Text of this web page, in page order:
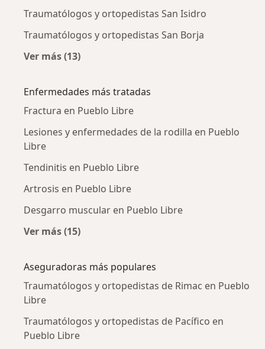
Traumatólogos y ortopedistas San Isidro
Traumatólogos y ortopedistas San Borja
Ver más (13)
Enfermedades más tratadas
Fractura en Pueblo Libre
Lesiones y enfermedades de la rodilla en Pueblo
Libre
Tendinitis en Pueblo Libre
Artrosis en Pueblo Libre
Desgarro muscular en Pueblo Libre
Ver más (15)
Aseguradoras más populares
Traumatólogos y ortopedistas de Rimac en Pueblo
Libre
Traumatólogos y ortopedistas de Pacífico en
Pueblo Libre